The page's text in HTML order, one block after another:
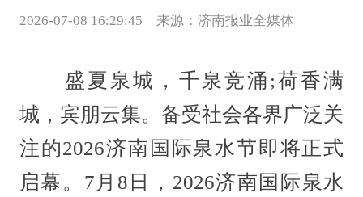
2026-07-08 16:29:45 来源： 济南报业全媒体
盛夏泉城，千泉竞涌;荷香满
城，宾朋云集。备受社会各界广泛关
注的2026济南国际泉水节即将正式
启幕。7月8日，2026济南国际泉水